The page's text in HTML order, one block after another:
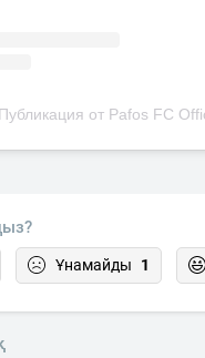
Публикация от Pafos FC
Ұнамайды 1